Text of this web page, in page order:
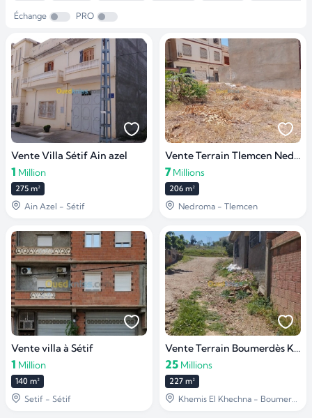
Échange PRO
Vente Villa Sétif Ain azel
1 Million
275 m²
Ain Azel - Sétif
Vente Terrain Tlemcen Nedroma
7 Millions
206 m²
Nedroma - Tlemcen
Vente villa à Sétif
1 Million
140 m²
Setif - Sétif
Vente Terrain Boumerdès Khemis el khechna
25 Millions
227 m²
Khemis El Khechna - Boumerdès